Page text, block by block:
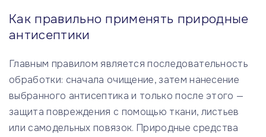
Как правильно применять природные
антисептики
Главным правилом является последовательность
обработки: сначала очищение, затем нанесение
выбранного антисептика и только после этого —
защита повреждения с помощью ткани, листьев
или самодельных повязок. Природные средства